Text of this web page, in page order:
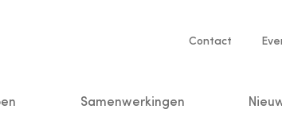
Service
Contact
Samenwerkingen